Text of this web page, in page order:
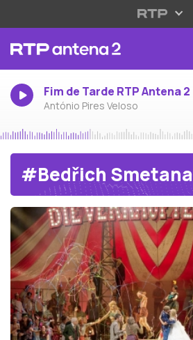
Fim de Tarde RTP Antena 2
António Pires Veloso
#Bedřich Smetana